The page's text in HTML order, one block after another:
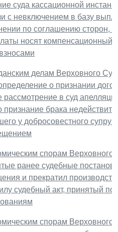
суда кассационной
с невключением в базу
по соглашению сторон,
носят компенсационный
делам Верховного
о признании
рассмотрение в суд
признание брака
у добросовестного
спорам
ранее судебные
и прекратил
судебный акт, принятый
спорам